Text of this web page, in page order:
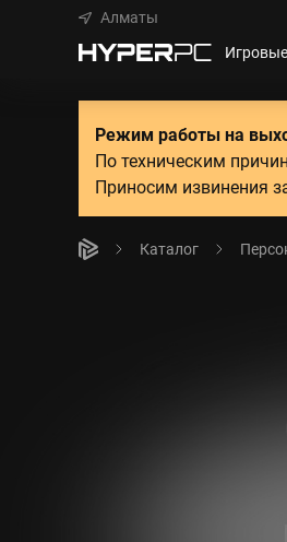
Алматы
Режим работы на
По техническим
Приносим извинения
Каталог